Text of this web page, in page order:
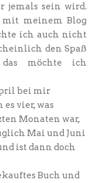
jemals sein wird.
meinem Blog
ich auch nicht
den Spaß
möchte ich
bei mir
vier, was
Monaten war,
Mai und Juni
ist dann doch
Buch und